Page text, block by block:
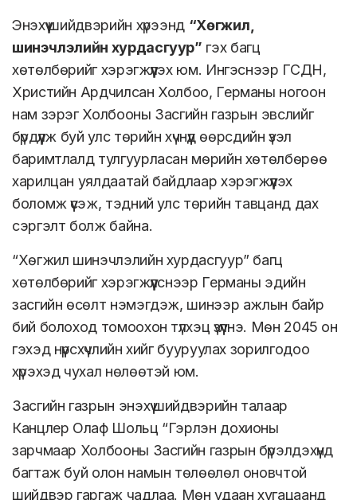
Энэхүү шийдвэрийн хүрээнд “Хөгжил,
шинэчлэлийн хурдасгуур” гэх багц
хөтөлбөрийг хэрэгжүүлэх юм. Ингэснээр ГСДН,
Христийн Ардчилсан Холбоо, Германы ногоон
нам зэрэг Холбооны Засгийн газрын эвслийг
бүрдүүлж буй улс төрийн хүчнүүд өөрсдийн үзэл
баримтлалд тулгуурласан мөрийн хөтөлбөрөө
харилцан уялдаатай байдлаар хэрэгжүүлэх
боломж үүсэж, тэдний улс төрийн тавцанд дах
сэргэлт болж байна.
“Хөгжил шинэчлэлийн хурдасгуур” багц
хөтөлбөрийг хэрэгжүүлснээр Германы эдийн
засгийн өсөлт нэмэгдэж, шинээр ажлын байр
бий болоход томоохон түлхэц үзүүлнэ. Мөн 2045 он
гэхэд нүүрсхүчлийн хийг бууруулах зорилгодоо
хүрэхэд чухал нөлөөтэй юм.
Засгийн газрын энэхүү шийдвэрийн талаар
Канцлер Олаф Шольц “Гэрлэн дохионы
зарчмаар Холбооны Засгийн газрын бүрэлдэхүүнд
багтаж буй олон намын төлөөлөл оновчтой
шийдвэр гаргаж чадлаа. Мөн удаан хугацаанд